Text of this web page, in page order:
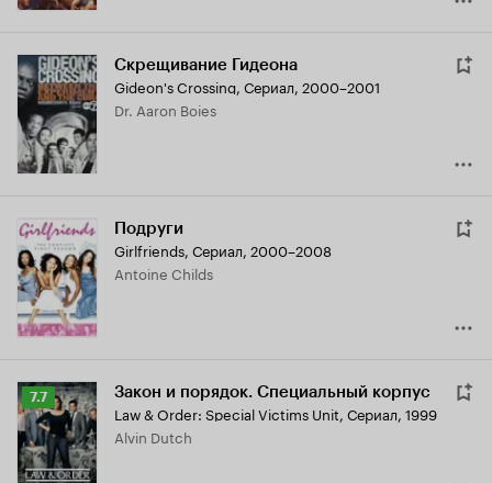
Скрещивание Гидеона
Gideon's Crossing, Сериал, 2000–2001
Dr. Aaron Boies
Подруги
Girlfriends, Сериал, 2000–2008
Antoine Childs
Рейтинг
Кинопоиска
7.7
7.7 Закон и порядок. Специальный корпус
Law & Order: Special Victims Unit, Сериал, 1999
Alvin Dutch